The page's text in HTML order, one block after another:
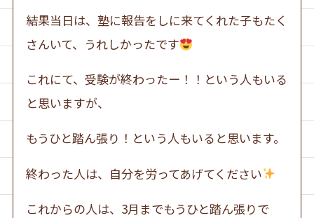
結果当日は、塾に報告をしに来てくれた子もたく
さんいて、うれしかったです
これにて、受験が終わったー！！という人もいる
と思いますが、
もうひと踏ん張り！という人もいると思います。
終わった人は、自分を労ってあげてください
これからの人は、3月までもうひと踏ん張りで